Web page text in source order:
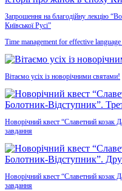
Запрошення на благодійну лекцію
Київської Русі”
Time management for effective
Вітаємо усіх із новорічними святами!
Новорічний квест “Славетний козак
завдання
Новорічний квест “Славетний козак
завдання